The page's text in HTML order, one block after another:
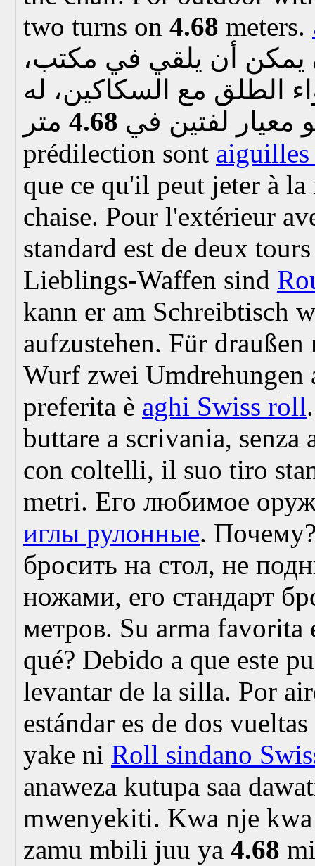
two turns on 4.68 meters.
يمكن أن يلقي في مكتب،
الطلق مع السكاكين، له
معيار لفتين في 4.68
prédilection sont aiguilles
que ce qu'il peut jeter à
chaise. Pour l'extérieur
standard est de deux
Lieblings-Waffen sind
kann er am Schreibtisch
aufzustehen. Für
Wurf zwei
preferita è aghi Swiss roll
buttare a scrivania, senza
con coltelli, il suo tiro
metri. Его любимое
иглы рулонные.
бросить на стол, не
ножами, его стандарт
метров. Su arma favorita
qué? Debido a que este
levantar de la silla. Por
estándar es de dos
yake ni Roll sindano
anaweza kutupa saa
mwenyekiti. Kwa nje
zamu mbili juu ya 4.68